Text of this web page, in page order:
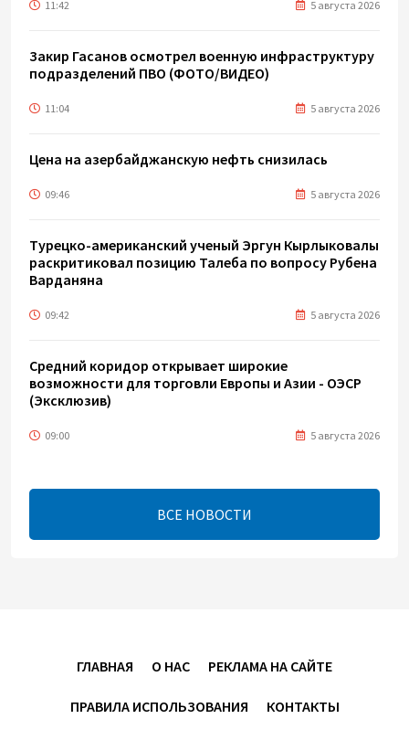
11:42 5 августа 2026
Закир Гасанов осмотрел военную инфраструктуру
подразделений ПВО (ФОТО/ВИДЕО)
11:04 5 августа 2026
Цена на азербайджанскую нефть cнизилась
09:46 5 августа 2026
Турецко-американский ученый Эргун Кырлыковалы
раскритиковал позицию Талеба по вопросу Рубена
Варданяна
09:42 5 августа 2026
Средний коридор открывает широкие
возможности для торговли Европы и Азии - ОЭСР
(Эксклюзив)
09:00 5 августа 2026
Центральная Азия ускоряет цифровой переход:
08:00 5 августа 2026
ВСЕ НОВОСТИ
ГЛАВНАЯ О НАС РЕКЛАМА НА САЙТЕ
ПРАВИЛА ИСПОЛЬЗОВАНИЯ КОНТАКТЫ